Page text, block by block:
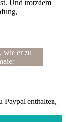
Und trotzdem
wie er zu
Paypal enthalten,